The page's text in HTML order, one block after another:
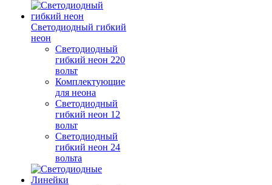
Светодиодный гибкий
неон
Светодиодный
гибкий неон 220
вольт
Комплектующие
для неона
Светодиодный
гибкий неон 12
вольт
Светодиодный
гибкий неон 24
вольта